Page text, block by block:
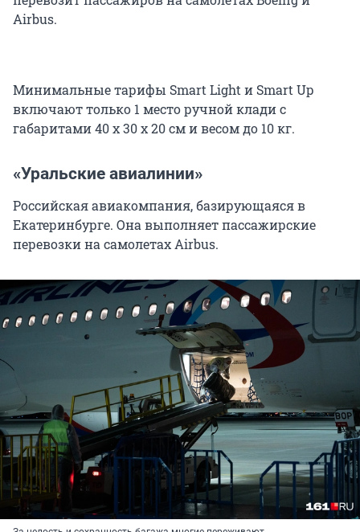
Airbus.
Минимальные тарифы Smart Light и Smart Up
включают только 1 место ручной клади с
габаритами 40 х 30 х 20 см и весом до 10 кг.
«Уральские авиалинии»
Российская авиакомпания, базирующаяся в
Екатеринбурге. Она выполняет пассажирские
перевозки на самолетах Airbus.